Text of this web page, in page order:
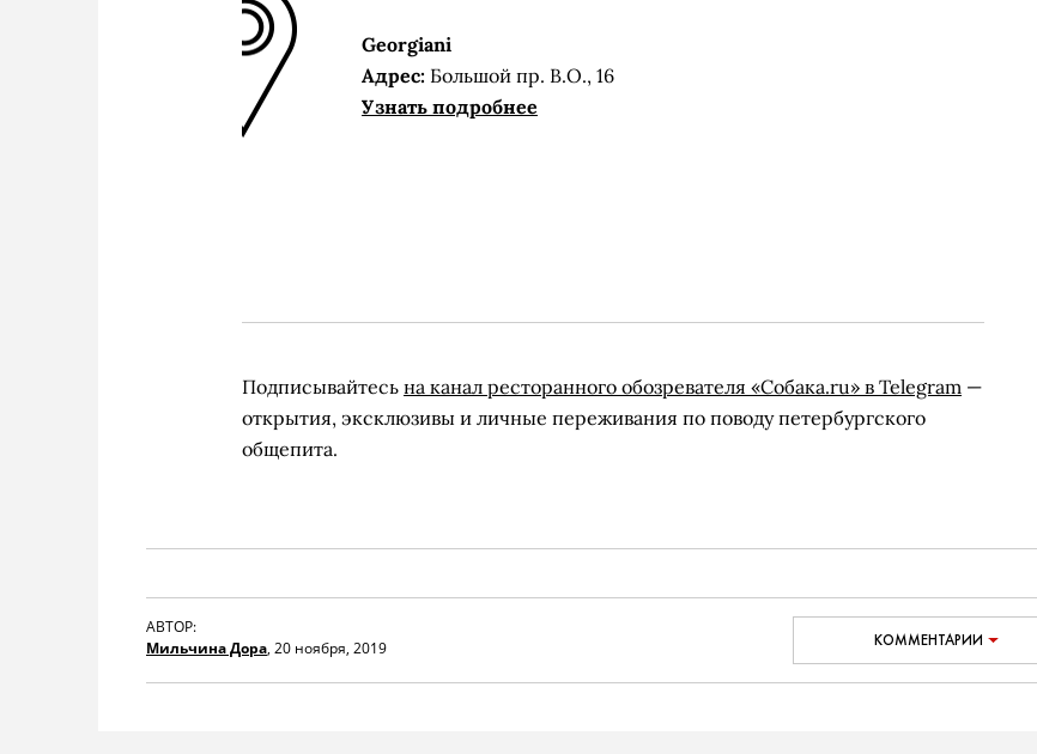
Georgiani
Адрес: Большой пр. В.О., 16
Узнать подробнее
Подписывайтесь на канал ресторанного обозревателя «Собака.ru» в Telegram —
открытия, эксклюзивы и личные переживания по поводу петербургского
общепита.
АВТОР:
Мильчина Дора, 20 ноября, 2019 КОММЕНТАРИИ